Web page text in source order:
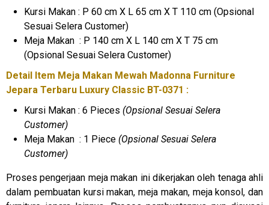
Kursi Makan : P 60 cm X L 65 cm X T 110 cm (Opsional
Sesuai Selera Customer)
Meja Makan : P 140 cm X L 140 cm X T 75 cm
(Opsional Sesuai Selera Customer)
Detail Item Meja Makan Mewah Madonna Furniture
Jepara Terbaru Luxury Classic BT-0371 :
Kursi Makan : 6 Pieces (Opsional Sesuai Selera
Customer)
Meja Makan : 1 Piece (Opsional Sesuai Selera
Customer)
Proses pengerjaan meja makan ini dikerjakan oleh tenaga ahli
dalam pembuatan kursi makan, meja makan, meja konsol, dan